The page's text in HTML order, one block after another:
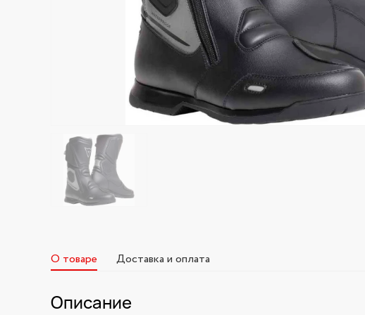
О товаре Доставка и оплата
Описание